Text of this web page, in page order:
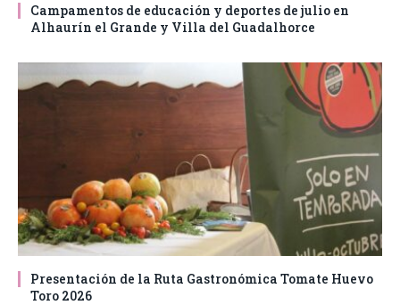
Campamentos de educación y deportes de julio en
Alhaurín el Grande y Villa del Guadalhorce
Presentación de la Ruta Gastronómica Tomate Huevo
Toro 2026